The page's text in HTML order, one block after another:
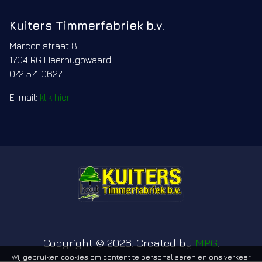
Kuiters Timmerfabriek b.v.
Marconistraat 8
1704 RG Heerhugowaard
072 571 0627
E-mail: klik hier
Copyright © 2026. Created by MPG
Wij gebruiken cookies om content te personaliseren en ons verkeer